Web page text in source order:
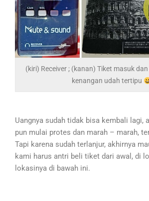
(kiri) Receiver ; (kanan) Tiket masuk
kenangan udah tertipu
Uangnya sudah tidak bisa kembali lagi,
pun mulai protes dan marah – marah,
Tapi karena sudah terlanjur, akhirnya
kami harus antri beli tiket dari awal, di
lokasinya di bawah ini.